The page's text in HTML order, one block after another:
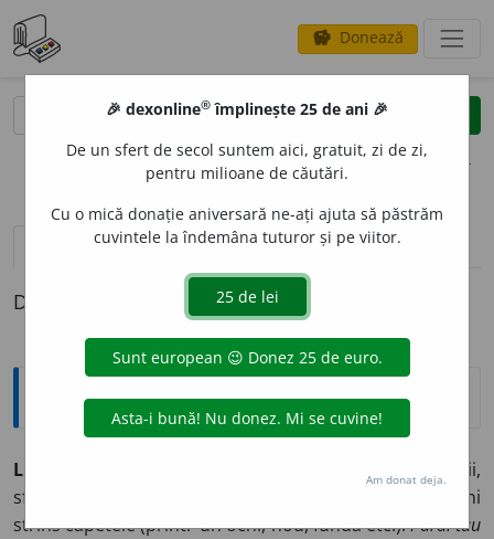
savings Donează
clear
opțiuni
definiții (1) pronunțievolume_up (50)
Definiția cu ID-ul 916946:
Explicative DEX
LEG
(Cu privire la fire, funii,
sfori, ață etc.) A împreuna, a înnoda, a îmbina, a uni
strîns capetele (printr-un ochi, nod, fundă etc.).Părul tău
🎉 dexonline® împlinește 25 de ani 🎉
De un sfert de secol suntem aici, gratuit, zi de zi,
pentru milioane de căutări.
Cu o mică donație aniversară ne-ați ajuta să păstrăm
cuvintele la îndemâna tuturor și pe viitor.
Am donat deja.